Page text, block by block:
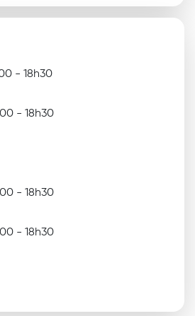
- 18h30
- 18h30
- 18h30
- 18h30